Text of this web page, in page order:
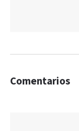
Comentarios